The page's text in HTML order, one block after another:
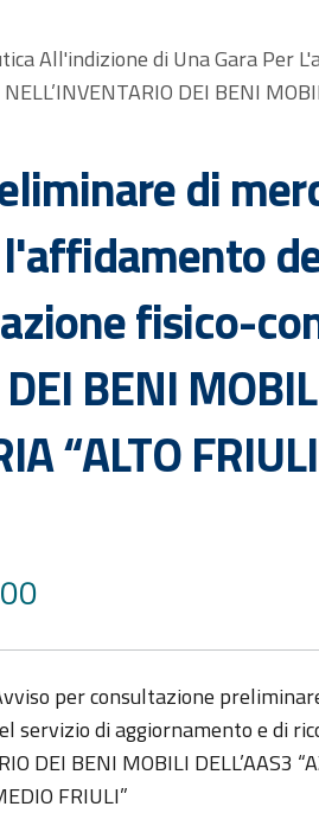
All'indizione di Una Gara Per
DEI BENI
di
fisico-
BENI
“ALTO
per consultazione
servizio di aggiornamento e di
DEI BENI MOBILI DELL’AAS3
FRIULI”